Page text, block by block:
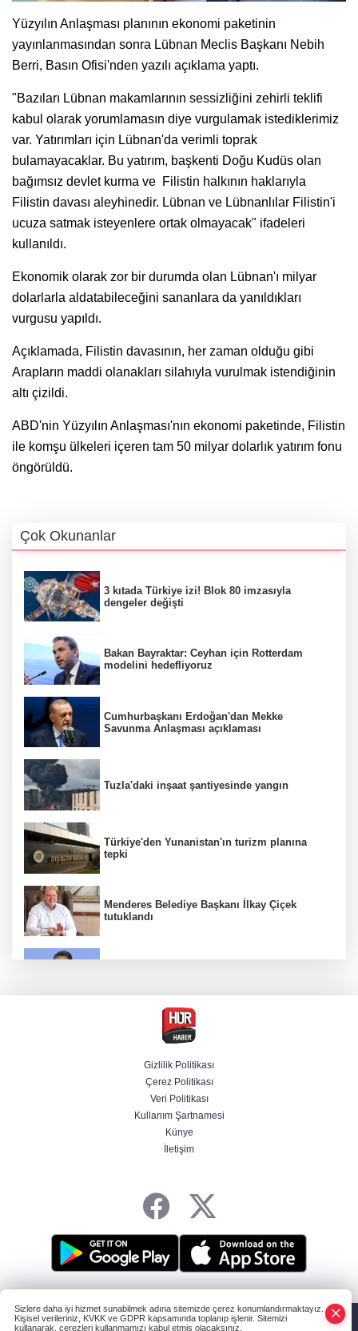
Yüzyılın Anlaşması planının ekonomi paketinin
yayınlanmasından sonra Lübnan Meclis Başkanı Nebih
Berri, Basın Ofisi'nden yazılı açıklama yaptı.
"Bazıları Lübnan makamlarının sessizliğini zehirli teklifi
kabul olarak yorumlamasın diye vurgulamak istediklerimiz
var. Yatırımları için Lübnan'da verimli toprak
bulamayacaklar. Bu yatırım, başkenti Doğu Kudüs olan
bağımsız devlet kurma ve Filistin halkının haklarıyla
Filistin davası aleyhinedir. Lübnan ve Lübnanlılar Filistin'i
ucuza satmak isteyenlere ortak olmayacak" ifadeleri
kullanıldı.
Ekonomik olarak zor bir durumda olan Lübnan'ı milyar
dolarlarla aldatabileceğini sananlara da yanıldıkları
vurgusu yapıldı.
Açıklamada, Filistin davasının, her zaman olduğu gibi
Arapların maddi olanakları silahıyla vurulmak istendiğinin
altı çizildi.
ABD'nin Yüzyılın Anlaşması'nın ekonomi paketinde, Filistin
ile komşu ülkeleri içeren tam 50 milyar dolarlık yatırım fonu
öngörüldü.
Çok Okunanlar
3 kıtada Türkiye izi! Blok 80 imzasıyla
dengeler değişti
Bakan Bayraktar: Ceyhan için Rotterdam
modelini hedefliyoruz
Cumhurbaşkanı Erdoğan'dan Mekke
Savunma Anlaşması açıklaması
Tuzla'daki inşaat şantiyesinde yangın
Türkiye'den Yunanistan'ın turizm planına
tepki
Menderes Belediye Başkanı İlkay Çiçek
tutuklandı
Hür Ağbaba soruşturmasında MASAK para
hareketlerini inceledi
Bakan Gürlek: Kanunda şehitleri incitecek
düzenleme yok
Gizlilik Politikası
Çerez Politikası
Veri Politikası
Kullanım Şartnamesi
Künye
İletişim
Tüm hakları saklıdır.
Sizlere daha iyi hizmet sunabilmek adına sitemizde çerez konumlandırmaktayız.
Kişisel verileriniz, KVKK ve GDPR kapsamında toplanıp işlenir. Sitemizi
kullanarak, çerezleri kullanmamızı kabul etmiş olacaksınız.